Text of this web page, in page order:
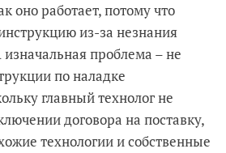
оно работает, потому что
из-за незнания
проблема – не
по наладке
главный технолог не
договора на поставку,
технологии и собственные